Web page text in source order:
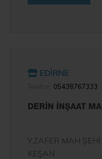
EDİRNE
05438767333
DERİN İNŞAAT
Y.ZAFER MAH
KEŞAN